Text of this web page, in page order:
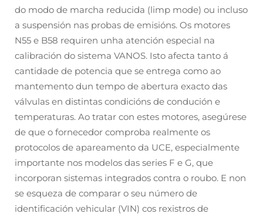
do modo de marcha reducida (limp mode) ou incluso
a suspensión nas probas de emisións. Os motores
N55 e B58 requiren unha atención especial na
calibración do sistema VANOS. Isto afecta tanto á
cantidade de potencia que se entrega como ao
mantemento dun tempo de abertura exacto das
válvulas en distintas condicións de condución e
temperaturas. Ao tratar con estes motores, asegúrese
de que o fornecedor comproba realmente os
protocolos de apareamento da UCE, especialmente
importante nos modelos das series F e G, que
incorporan sistemas integrados contra o roubo. E non
se esqueza de comparar o seu número de
identificación vehicular (VIN) cos rexistros de